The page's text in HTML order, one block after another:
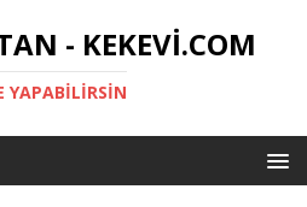
- KEKEVI.COM
YAPABILIRSIN